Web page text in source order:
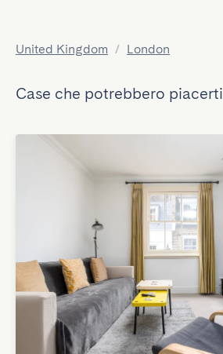
United Kingdom / London
Case che potrebbero piacerti